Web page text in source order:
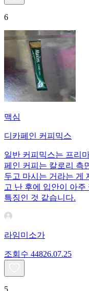
6
맥심
디카페인 커피믹스
일반 커피믹스는 프리
페인 커피는 칼로리 측
두고 마시는 거라는 게
고 난 후에 입안이 아주
특징인 것 같습니다.
라임미소가
조회수 44826.07.25